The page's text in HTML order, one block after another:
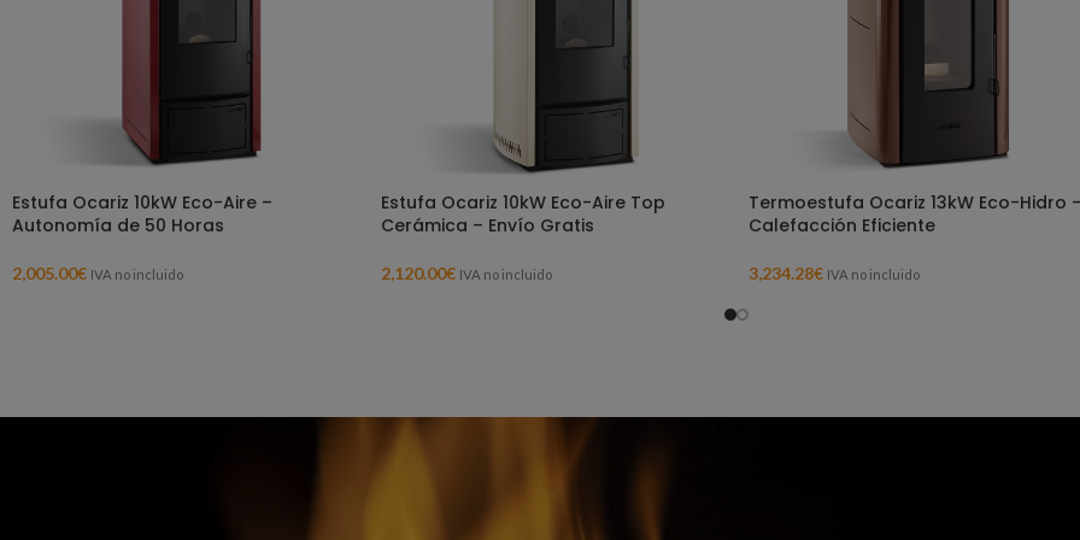
Estufa Ocariz 10kW Eco-Aire –
Autonomía de 50 Horas
2,005.00€ IVA no incluido
Estufa Ocariz 10kW Eco-Aire Top
Cerámica – Envío Gratis
2,120.00€ IVA no incluido
Termoestufa Ocariz 13kW Eco-Hidro
Calefacción Eficiente
3,234.28€ IVA no incluido